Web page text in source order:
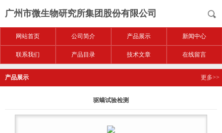
广州市微生物研究所集团股份有限公司
网站首页 公司简介 产品展示 新闻中心
联系我们 产品目录 技术文章 在线留言
产品展示 更多>>
驱螨试验检测